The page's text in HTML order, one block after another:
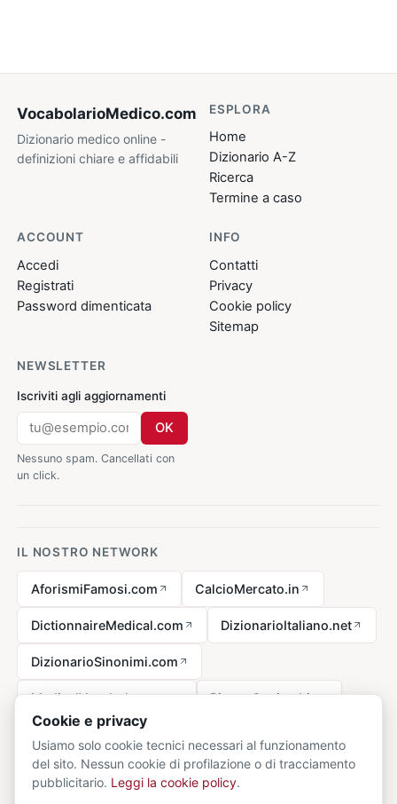
VocabolarioMedico.com
Dizionario medico online -
definizioni chiare e affidabili
ESPLORA
Home
Dizionario A-Z
Ricerca
Termine a caso
ACCOUNT
Accedi
Registrati
Password dimenticata
INFO
Contatti
Privacy
Cookie policy
Sitemap
NEWSLETTER
Iscriviti agli aggiornamenti
OK
Nessuno spam. Cancellati con
un click.
IL NOSTRO NETWORK
AforismiFamosi.com CalcioMercato.in
DictionnaireMedical.com DizionarioItaliano.net
DizionarioSinonimi.com
MedicalVocabulary.org RicetteCucina.biz
Avviso legale ai sensi della legge n. 62 del 07.03.2001
Cookie e privacy
Usiamo solo cookie tecnici necessari al funzionamento
del sito. Nessun cookie di profilazione o di tracciamento
pubblicitario. Leggi la cookie policy.